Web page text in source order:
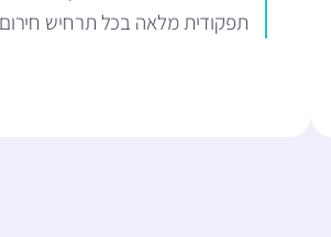
תפקודית מלאה בכל תרחיש